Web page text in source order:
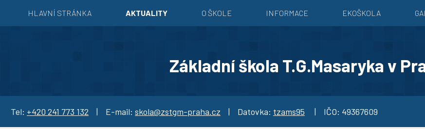
HLAVNÍ STRÁNKA AKTUALITY O ŠKOLE INFORMACE EKOŠKOLA
Základní škola T.G.Masaryka v
Tel: +420 241 773 132 | E-mail: skola@zstgm-praha.cz | Datovka: tzams95 | IČO: 49367609